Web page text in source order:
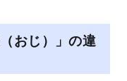
おじ）」の違